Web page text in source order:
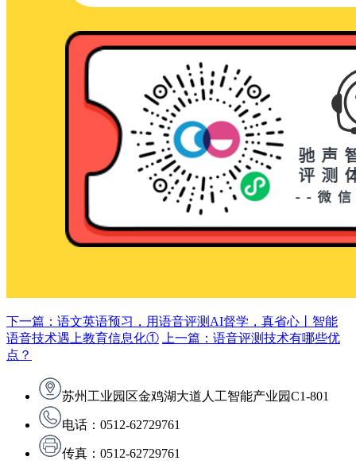
下一篇：语文英语预习，用语音评测AI督学，真省心丨智能
语音技术遇上教育信息化①
上一篇：语音评测技术有哪些优
点？
苏州工业园区金鸡湖大道人工智能产业园C1-801
电话：0512-62729761
传真：0512-62729761